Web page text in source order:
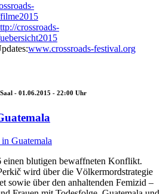
crossroads-
www.crossroads-festival.org
- 01.06.2015 - 22:00 Uhr
einen blutigen bewaffneten Konflikt.
wird über die Völkermordstrategie
sowie über den anhaltenden Femizid –